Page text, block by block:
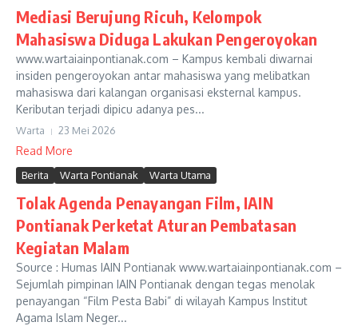
Mediasi Berujung Ricuh, Kelompok
Mahasiswa Diduga Lakukan Pengeroyokan
www.wartaiainpontianak.com – Kampus kembali diwarnai
insiden pengeroyokan antar mahasiswa yang melibatkan
mahasiswa dari kalangan organisasi eksternal kampus.
Keributan terjadi dipicu adanya pes...
Warta 23 Mei 2026
Read More
Berita Warta Pontianak Warta Utama
Tolak Agenda Penayangan Film, IAIN
Pontianak Perketat Aturan Pembatasan
Kegiatan Malam
Source : Humas IAIN Pontianak www.wartaiainpontianak.com –
Sejumlah pimpinan IAIN Pontianak dengan tegas menolak
penayangan “Film Pesta Babi” di wilayah Kampus Institut
Agama Islam Neger...